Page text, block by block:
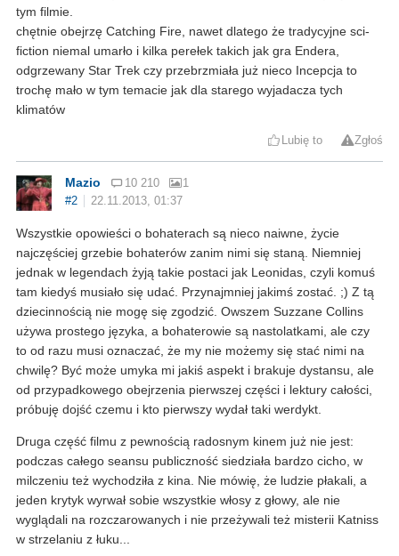
tym filmie.
chętnie obejrzę Catching Fire, nawet dlatego że tradycyjne sci-
fiction niemal umarło i kilka perełek takich jak gra Endera,
odgrzewany Star Trek czy przebrzmiała już nieco Incepcja to
trochę mało w tym temacie jak dla starego wyjadacza tych
klimatów
Lubię to Zgłoś
Mazio 10 210
1
#2
22.11.2013, 01:37
Wszystkie opowieści o bohaterach są nieco naiwne, życie
najczęściej grzebie bohaterów zanim nimi się staną. Niemniej
jednak w legendach żyją takie postaci jak Leonidas, czyli komuś
tam kiedyś musiało się udać. Przynajmniej jakimś zostać. ;) Z tą
dziecinnością nie mogę się zgodzić. Owszem Suzzane Collins
używa prostego języka, a bohaterowie są nastolatkami, ale czy
to od razu musi oznaczać, że my nie możemy się stać nimi na
chwilę? Być może umyka mi jakiś aspekt i brakuje dystansu, ale
od przypadkowego obejrzenia pierwszej części i lektury całości,
próbuję dojść czemu i kto pierwszy wydał taki werdykt.
Druga część filmu z pewnością radosnym kinem już nie jest:
podczas całego seansu publiczność siedziała bardzo cicho, w
milczeniu też wychodziła z kina. Nie mówię, że ludzie płakali, a
jeden krytyk wyrwał sobie wszystkie włosy z głowy, ale nie
wyglądali na rozczarowanych i nie przeżywali też misterii Katniss
w strzelaniu z łuku...